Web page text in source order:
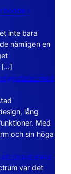
bodde i
inte bara
nämligen en
[…]
med
lång
Med
och sin höga
ett öppet kaos
var det